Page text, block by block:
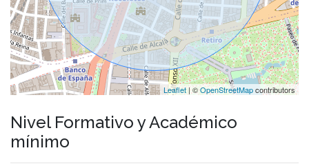
Leaflet| ©OpenStreetMapcontributors
Nivel Formativo y Académico
mínimo